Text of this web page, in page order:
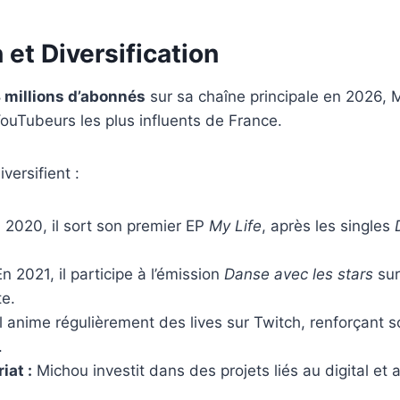
et Diversification
millions d’abonnés sur sa chaîne principale en 2026,
les plus influents de France.
:
il sort son premier EP My Life, après les singles
2021, il participe à l’émission Danse avec les stars
anime régulièrement des lives sur Twitch, renforçant
: Michou investit dans des projets liés au digital et